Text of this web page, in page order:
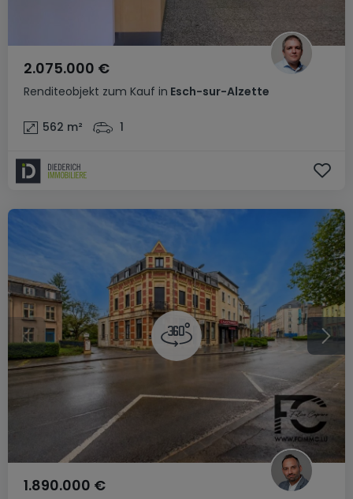
Renditeobjekt zum Kauf in Esch-sur-Alzette
2.075.000 €
562 m² 1
1.890.000 €